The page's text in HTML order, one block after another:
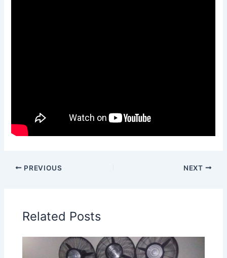
PREVIOUS NEXT
Related Posts